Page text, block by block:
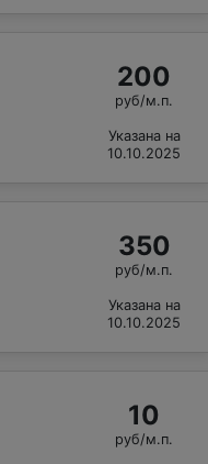
200
руб/м.п.
Указана на
10.10.2025
350
руб/м.п.
Указана на
10.10.2025
10
руб/м.п.